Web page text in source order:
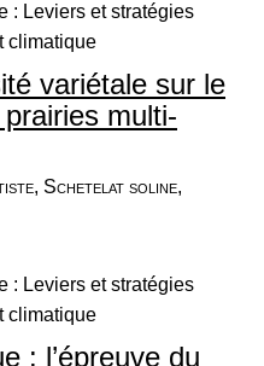
: Leviers et stratégies
climatique
variétale sur le
multi-
Schetelat soline,
: Leviers et stratégies
climatique
: l’épreuve du